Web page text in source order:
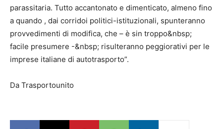
parassitaria. Tutto accantonato e dimenticato, almeno fino
a quando , dai corridoi politici-istituzionali, spunteranno
provvedimenti di modifica, che – è sin troppo&nbsp;
facile presumere -&nbsp; risulteranno peggiorativi per le
imprese italiane di autotrasporto”.
Da Trasportounito